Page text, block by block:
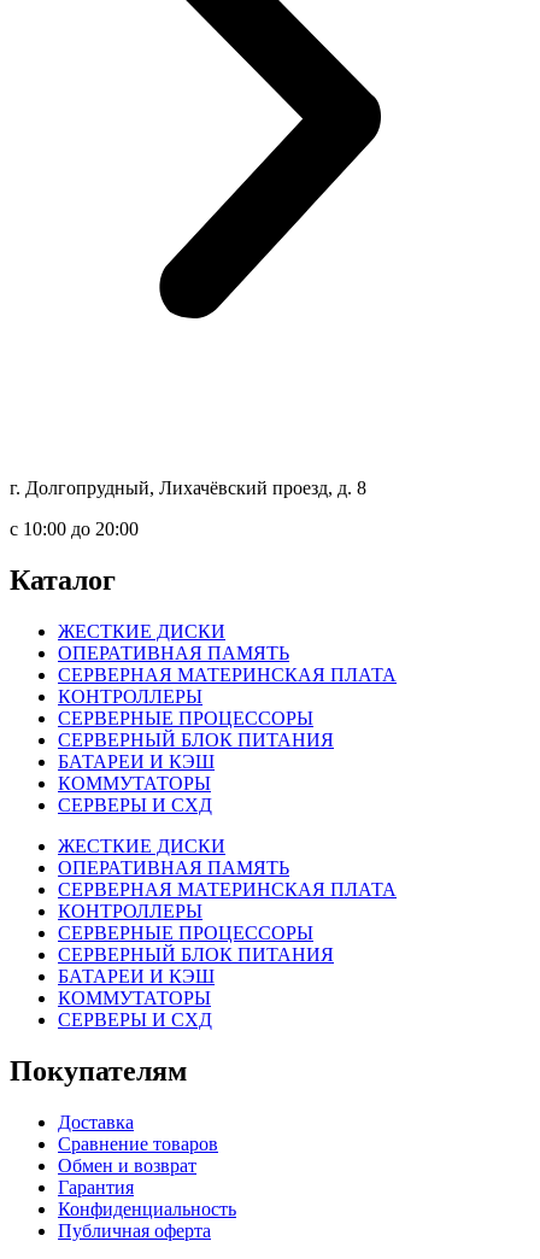
г. Долгопрудный, Лихачёвский проезд, д. 8
c 10:00 до 20:00
Каталог
ЖЕСТКИЕ ДИСКИ
ОПЕРАТИВНАЯ ПАМЯТЬ
СЕРВЕРНАЯ МАТЕРИНСКАЯ ПЛАТА
КОНТРОЛЛЕРЫ
СЕРВЕРНЫЕ ПРОЦЕССОРЫ
СЕРВЕРНЫЙ БЛОК ПИТАНИЯ
БАТАРЕИ И КЭШ
КОММУТАТОРЫ
СЕРВЕРЫ И СХД
ЖЕСТКИЕ ДИСКИ
ОПЕРАТИВНАЯ ПАМЯТЬ
СЕРВЕРНАЯ МАТЕРИНСКАЯ ПЛАТА
КОНТРОЛЛЕРЫ
СЕРВЕРНЫЕ ПРОЦЕССОРЫ
СЕРВЕРНЫЙ БЛОК ПИТАНИЯ
БАТАРЕИ И КЭШ
КОММУТАТОРЫ
СЕРВЕРЫ И СХД
Покупателям
Доставка
Сравнение товаров
Обмен и возврат
Гарантия
Конфиденциальность
Публичная оферта